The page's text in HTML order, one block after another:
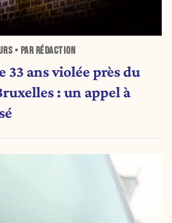
• PAR RÉDACTION
33 ans violée près du
: un appel à